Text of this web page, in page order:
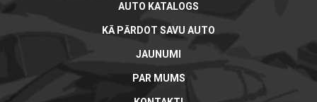
AUTO KATALOGS
KĀ PĀRDOT SAVU AUTO
JAUNUMI
PAR MUMS